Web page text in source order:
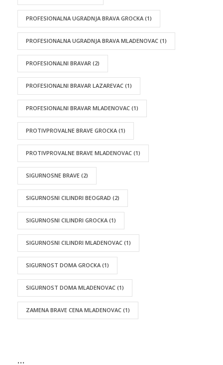
PROFESIONALNA UGRADNJA BRAVA GROCKA (1)
PROFESIONALNA UGRADNJA BRAVA MLADENOVAC (1)
PROFESIONALNI BRAVAR (2)
PROFESIONALNI BRAVAR LAZAREVAC (1)
PROFESIONALNI BRAVAR MLADENOVAC (1)
PROTIVPROVALNE BRAVE GROCKA (1)
PROTIVPROVALNE BRAVE MLADENOVAC (1)
SIGURNOSNE BRAVE (2)
SIGURNOSNI CILINDRI BEOGRAD (2)
SIGURNOSNI CILINDRI GROCKA (1)
SIGURNOSNI CILINDRI MLADENOVAC (1)
SIGURNOST DOMA GROCKA (1)
SIGURNOST DOMA MLADENOVAC (1)
ZAMENA BRAVE CENA MLADENOVAC (1)
…